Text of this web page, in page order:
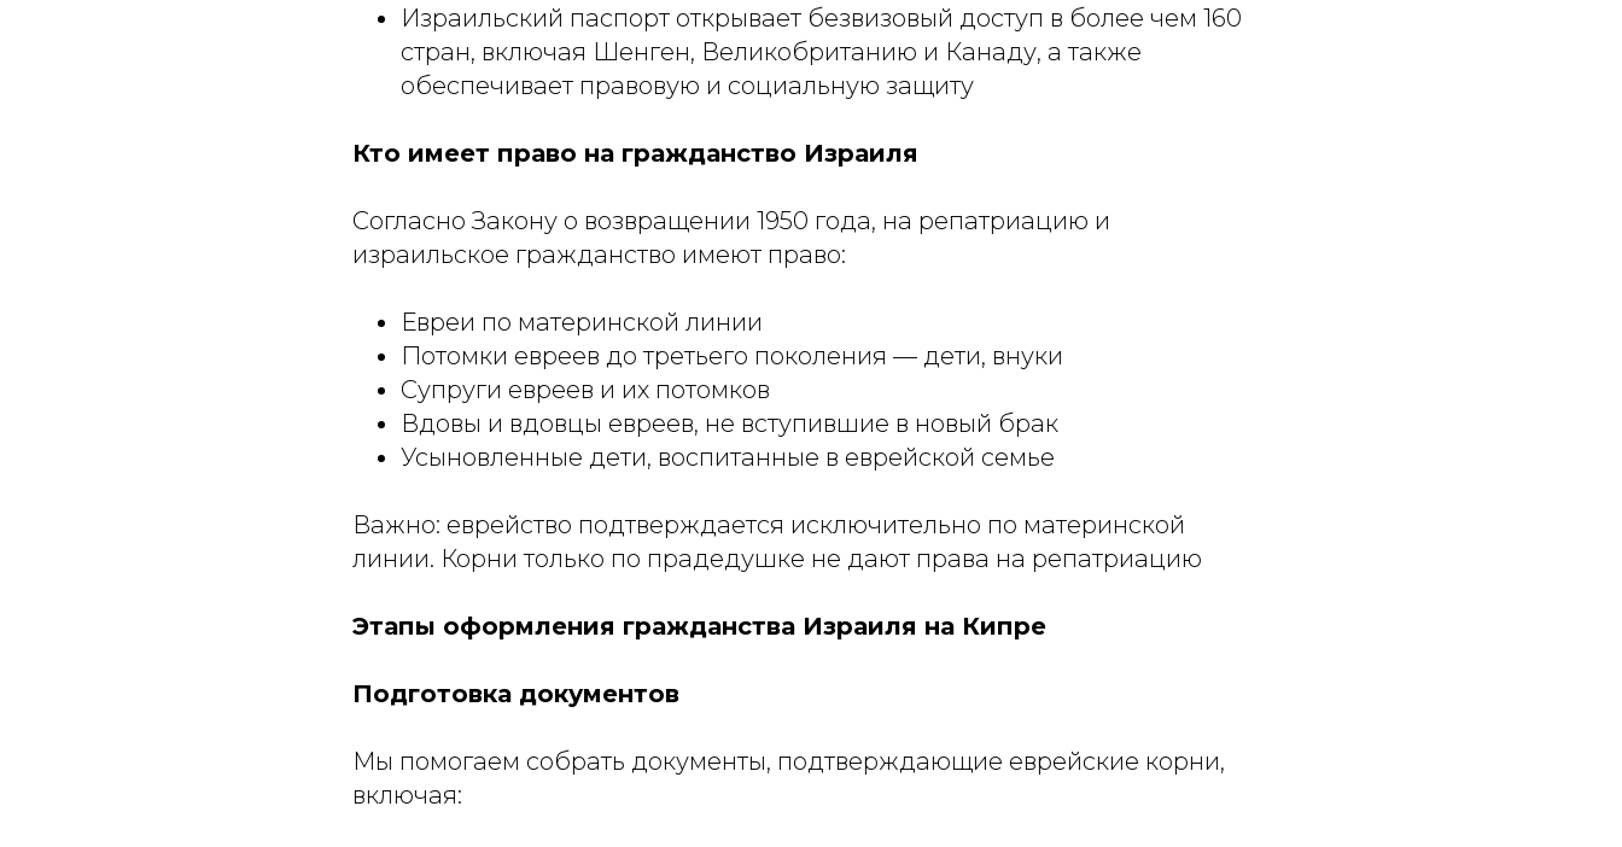
Израильский паспорт открывает безвизовый доступ в более чем 160
стран, включая Шенген, Великобританию и Канаду, а также
обеспечивает правовую и социальную защиту
Кто имеет право на гражданство Израиля
Согласно Закону о возвращении 1950 года, на репатриацию и
израильское гражданство имеют право:
Евреи по материнской линии
Потомки евреев до третьего поколения — дети, внуки
Супруги евреев и их потомков
Вдовы и вдовцы евреев, не вступившие в новый брак
Усыновленные дети, воспитанные в еврейской семье
Важно: еврейство подтверждается исключительно по материнской
линии. Корни только по прадедушке не дают права на репатриацию
Этапы оформления гражданства Израиля на Кипре
Подготовка документов
Мы помогаем собрать документы, подтверждающие еврейские корни,
включая: